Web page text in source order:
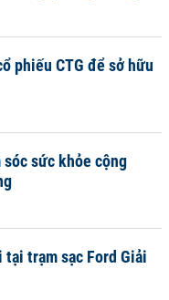
phiếu CTG để sở hữu
sức khỏe cộng
trạm sạc Ford Giải